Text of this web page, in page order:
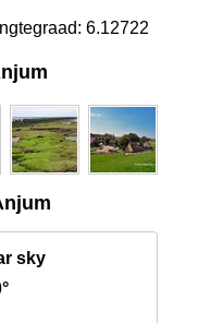
6.12722
sky